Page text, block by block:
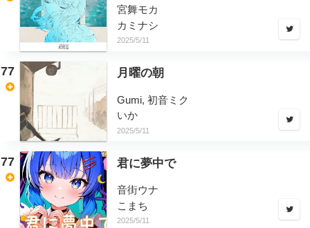
宮舞モカ
カミナシ
2025/5/11
77 月曜の朝
Gumi, 初音ミク
いか
2025/5/11
77 君に夢中で
音街ウナ
こまち
2025/5/11